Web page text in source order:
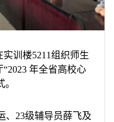
训楼5211组织师生
年全省高校心
、23级辅导员薛飞及